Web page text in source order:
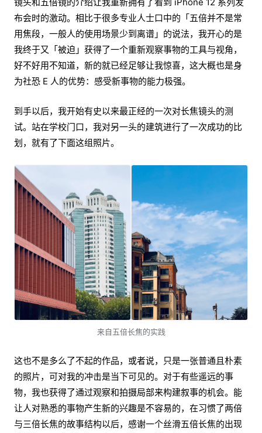
布会时的激动。相比于很多专业人士口中的「五倍并不是常
用焦段，一般人的使用场景少到离谱」的说法，我开心的是
我终于又「被迫」获得了一个重新观察事物的工具与视角，
好不好用不知道，新的就已经足够让我惊喜，这大概也是身
为社恐 E 人的优势：感受新事物的能力极强。
到手以后，我开始有史以来最正经的一次对长焦镜头的测
试。站在学校门口，我对另一头的建筑进行了一次成功的比
划，就有了下面这组照片。
来自五倍长焦的实践
这也不是多么了不起的作品，或者说，只是一张普通且朴素
的照片，可对我的冲击是当下可见的。对于有些遥远的事
物，我也获得了通过观察和拍摄局部来构建叙事的机会。能
让人对熟悉的事物产生新的兴趣是不容易的，在习惯了两倍
与三倍长焦的故事结构以后，感谢一个丝滑五倍长焦的出现